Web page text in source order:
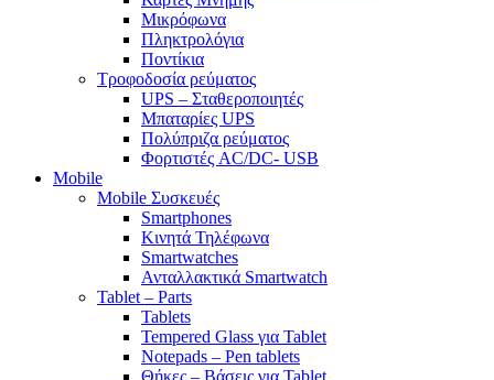
Μικρόφωνα
Πληκτρολόγια
Ποντίκια
Τροφοδοσία ρεύματος
UPS – Σταθεροποιητές
Μπαταρίες UPS
Πολύπριζα ρεύματος
Φορτιστές AC/DC- USB
Mobile
Mobile Συσκευές
Smartphones
Κινητά Τηλέφωνα
Smartwatches
Ανταλλακτικά Smartwatch
Tablet – Parts
Tablets
Tempered Glass για Tablet
Notepads – Pen tablets
Θήκες – Βάσεις για Tablet